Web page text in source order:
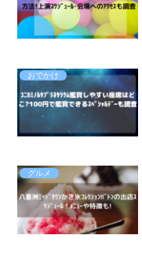
おでかけ
グルメ